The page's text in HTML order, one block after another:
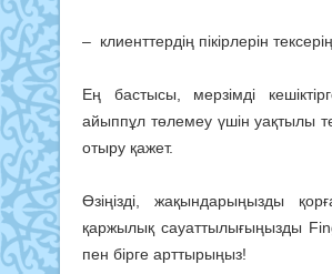
– клиенттердің пікірлерін
Ең бастысы, мерзімді
айыппұл төлемеу үшін уақтылы
отыру қажет.
Өзіңізді, жақындарыңызды
қаржылық сауаттылығыңызды
пен бірге арттырыңыз!